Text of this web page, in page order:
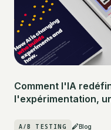
Comment l'IA
l'expérimentation,
A/B TESTING Blog